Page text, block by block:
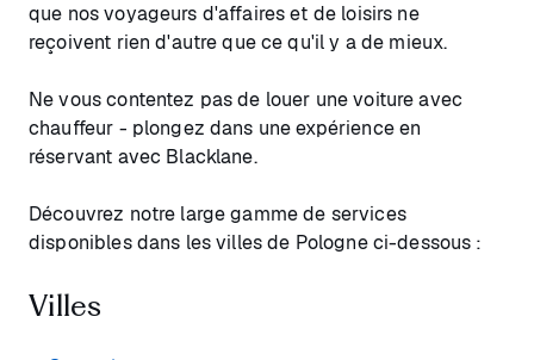
que nos voyageurs d'affaires et de loisirs ne
reçoivent rien d'autre que ce qu'il y a de mieux.
Ne vous contentez pas de louer une voiture avec
chauffeur - plongez dans une expérience en
réservant avec Blacklane.
Découvrez notre large gamme de services
disponibles dans les villes de Pologne ci-dessous :
Villes